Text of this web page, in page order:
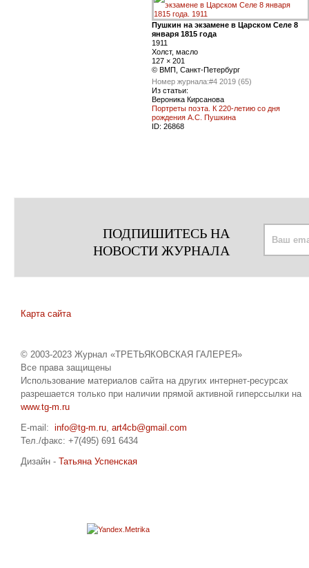
Пушкин на экзамене в Царском Селе 8
января 1815 года
1911
Холст, масло
127 × 201
© ВМП, Санкт-Петербург
Номер журнала:#4 2019 (65)
Из статьи:
Вероника Кирсанова
Портреты поэта. К 220-летию со дня
рождения А.С. Пушкина
ID: 26868
ПОДПИШИТЕСЬ НА
НОВОСТИ ЖУРНАЛА
Карта сайта
© 2003-2023 Журнал «ТРЕТЬЯКОВСКАЯ ГАЛЕРЕЯ»
Все права защищены
Использование материалов сайта на других интернет-ресурсах
разрешается только при наличии прямой активной гиперссылки на
www.tg-m.ru
E-mail: info@tg-m.ru, art4cb@gmail.com
Тел./факс: +7(495) 691 6434
Дизайн - Татьяна Успенская